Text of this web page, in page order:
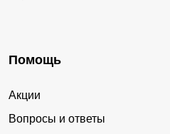
Помощь
Акции
Вопросы и ответы